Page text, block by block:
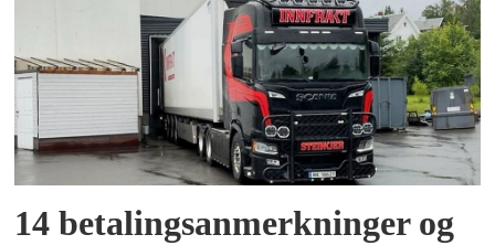
14 betalingsanmerkninger og